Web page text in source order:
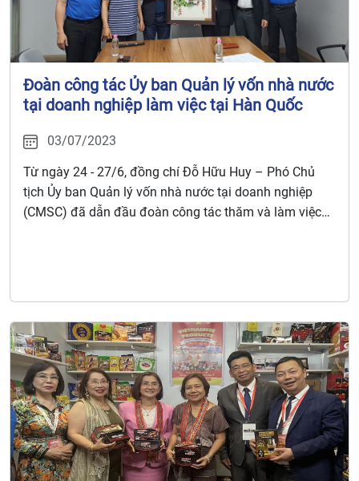
Đoàn công tác Ủy ban Quản lý vốn nhà nước
tại doanh nghiệp làm việc tại Hàn Quốc
03/07/2023
Từ ngày 24 - 27/6, đồng chí Đỗ Hữu Huy – Phó Chủ
tịch Ủy ban Quản lý vốn nhà nước tại doanh nghiệp
(CMSC) đã dẫn đầu đoàn công tác thăm và làm việc